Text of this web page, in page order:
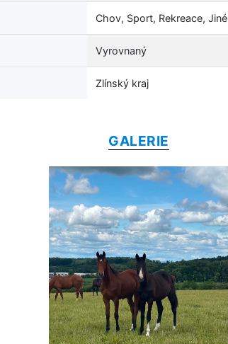
Chov, Sport, Rekreace, Jiné
Vyrovnaný
Zlínský kraj
GALERIE